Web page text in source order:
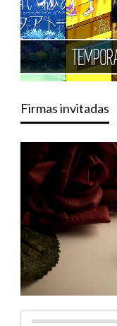
Firmas invitadas